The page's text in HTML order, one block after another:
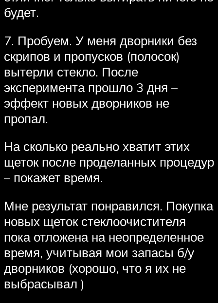
будет.
7. Пробуем. У меня дворники без
скрипов и пропусков (полосок)
вытерли стекло. После
эксперимента прошло 3 дня –
эффект новых дворников не
пропал.
На сколько реально хватит этих
щеток после проделанных процедур
– покажет время.
Мне результат понравился. Покупка
новых щеток стеклоочистителя
пока отложена на неопределенное
время, учитывая мои запасы б/у
дворников (хорошо, что я их не
выбрасывал )